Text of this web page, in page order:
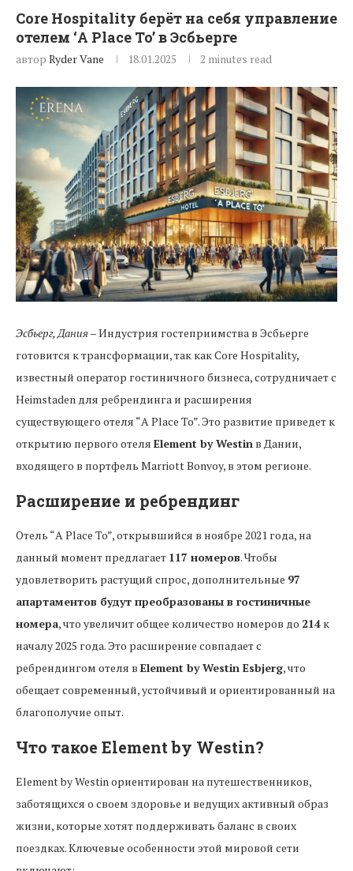
Core Hospitality берёт на себя управление
отелем ‘A Place To’ в Эсбьерге
автор Ryder Vane 18.01.2025 2 minutes read
Эсбьерг, Дания– Индустрия гостеприимства в Эсбьерге
готовится к трансформации, так как Core Hospitality,
известный оператор гостиничного бизнеса, сотрудничает с
Heimstaden для ребрендинга и расширения
существующего отеля “A Place To”. Это развитие приведет к
открытию первого отеля Element by Westin в Дании,
входящего в портфель Marriott Bonvoy, в этом регионе.
Расширение и ребрендинг
Отель “A Place To”, открывшийся в ноябре 2021 года, на
данный момент предлагает 117 номеров. Чтобы
удовлетворить растущий спрос, дополнительные 97
апартаментов будут преобразованы в гостиничные
номера, что увеличит общее количество номеров до 214 к
началу 2025 года. Это расширение совпадает с
ребрендингом отеля в Element by Westin Esbjerg, что
обещает современный, устойчивый и ориентированный на
благополучие опыт.
Что такое Element by Westin?
Element by Westin ориентирован на путешественников,
заботящихся о своем здоровье и ведущих активный образ
жизни, которые хотят поддерживать баланс в своих
поездках. Ключевые особенности этой мировой сети